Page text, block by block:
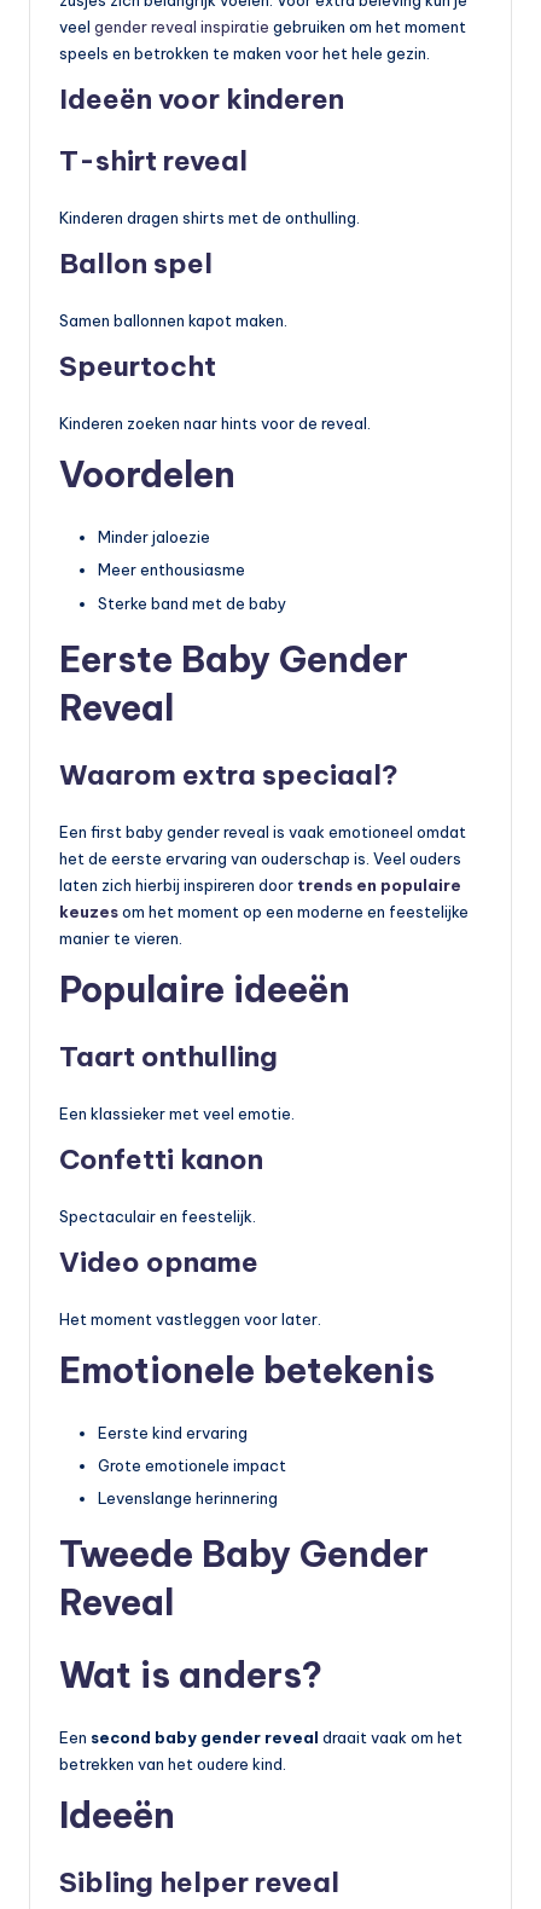
veel gender reveal inspiratie gebruiken om het moment
speels en betrokken te maken voor het hele gezin.
Ideeën voor kinderen
T-shirt reveal
Kinderen dragen shirts met de onthulling.
Ballon spel
Samen ballonnen kapot maken.
Speurtocht
Kinderen zoeken naar hints voor de reveal.
Voordelen
Minder jaloezie
Meer enthousiasme
Sterke band met de baby
Eerste Baby Gender
Reveal
Waarom extra speciaal?
Een first baby gender reveal is vaak emotioneel omdat
het de eerste ervaring van ouderschap is. Veel ouders
laten zich hierbij inspireren door trends en populaire
keuzesom het moment op een moderne en feestelijke
manier te vieren.
Populaire ideeën
Taart onthulling
Een klassieker met veel emotie.
Confetti kanon
Spectaculair en feestelijk.
Video opname
Het moment vastleggen voor later.
Emotionele betekenis
Eerste kind ervaring
Grote emotionele impact
Levenslange herinnering
Tweede Baby Gender
Reveal
Wat is anders?
Een second baby gender reveal draait vaak om het
betrekken van het oudere kind.
Ideeën
Sibling helper reveal